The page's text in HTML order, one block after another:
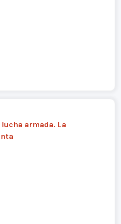
armada. La